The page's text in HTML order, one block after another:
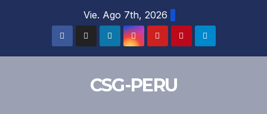
Vie. Ago 7th, 2026
CSG-PERU